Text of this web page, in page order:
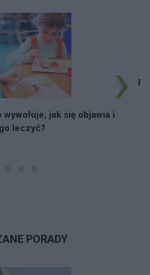
jak się objawia i
leczyć?
›
PORADY